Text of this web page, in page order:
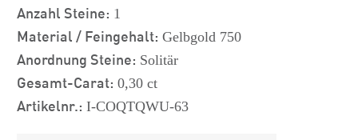
Anzahl Steine: 1
Material / Feingehalt: Gelbgold 750
Anordnung Steine: Solitär
Gesamt-Carat: 0,30 ct
Artikelnr.: I-COQTQWU-63